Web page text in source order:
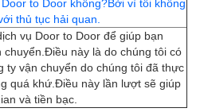
to Door không?Bởi vì tôi không
thủ tục hải quan.
vụ Door to Door để giúp bạn
này là do chúng tôi có
ty vận chuyển do chúng tôi đã thực
quá khứ.Điều này lần lượt sẽ giúp
và tiền bạc.